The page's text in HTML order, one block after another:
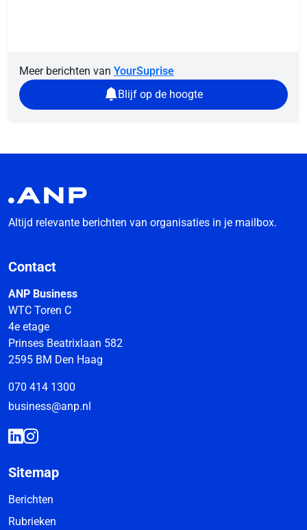
Meer berichten van YourSuprise
Blijf op de hoogte
Altijd relevante berichten van organisaties in je mailbox.
Contact
ANP Business
WTC Toren C
4e etage
Prinses Beatrixlaan 582
2595 BM Den Haag
070 414 1300
business@anp.nl
Sitemap
Berichten
Rubrieken